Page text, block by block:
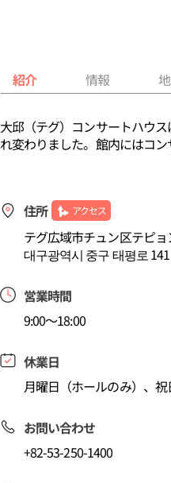
紹介 情報
大邱（テグ）コンサートハウ
れ変わりました。館内にはコ
住所 アクセス
テグ広域市チュン区テピョ
대구광역시 중구 태평로 141
営業時間
9:00～18:00
休業日
月曜日（ホールのみ）、祝
お問い合わせ
+82-53-250-1400